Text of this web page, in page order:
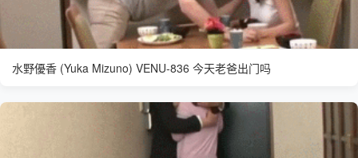
水野優香 (Yuka Mizuno) VENU-836 今天老爸出门吗